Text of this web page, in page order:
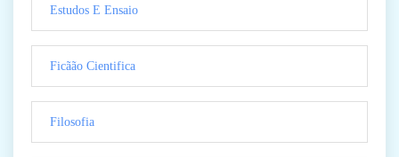
Estudos E Ensaio
Ficãão Cientifica
Filosofia